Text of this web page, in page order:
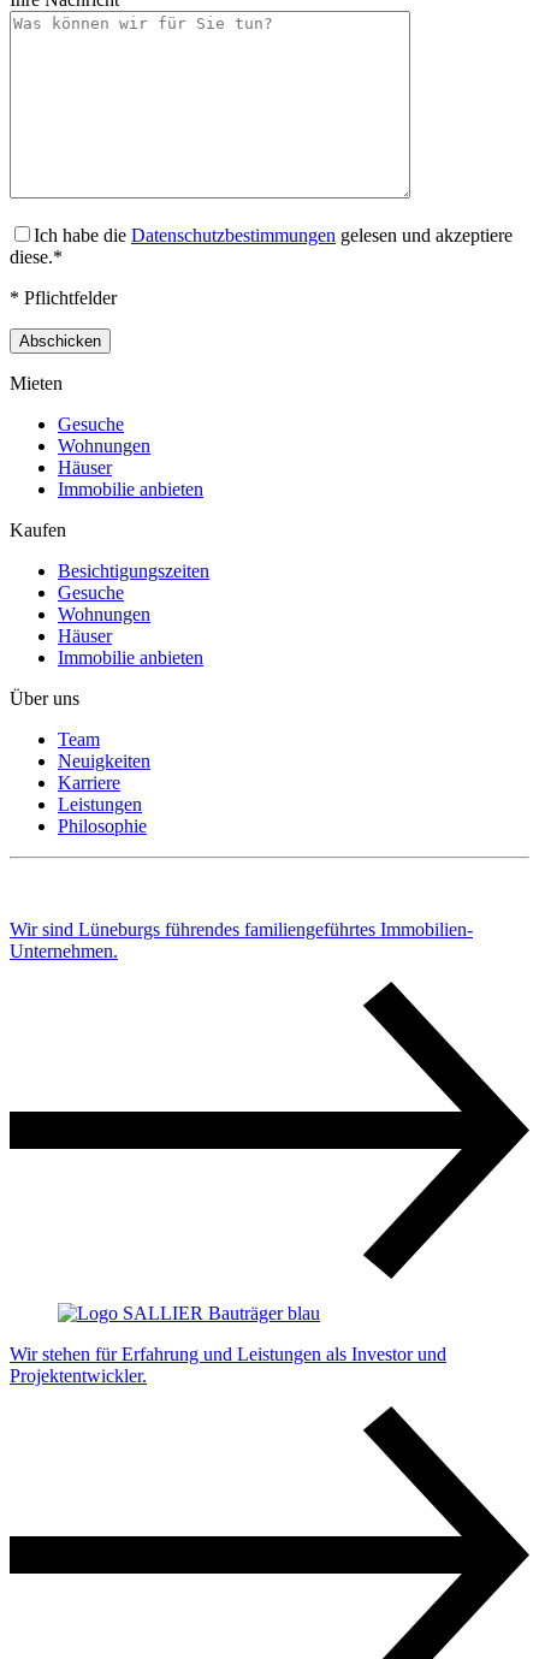
Ich habe die Datenschutzbestimmungen gelesen und akzeptiere
diese.*
* Pflichtfelder
Mieten
Gesuche
Wohnungen
Häuser
Immobilie anbieten
Kaufen
Besichtigungszeiten
Gesuche
Wohnungen
Häuser
Immobilie anbieten
Über uns
Team
Neuigkeiten
Karriere
Leistungen
Philosophie
Wir sind Lüneburgs führendes familiengeführtes Immobilien-
Unternehmen.
Wir stehen für Erfahrung und Leistungen als Investor und
Projektentwickler.